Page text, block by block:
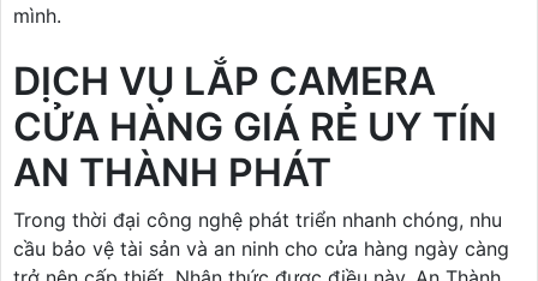
mình.
DỊCH VỤ LẮP CAMERA
CỬA HÀNG GIÁ RẺ UY TÍN
AN THÀNH PHÁT
Trong thời đại công nghệ phát triển nhanh chóng, nhu
cầu bảo vệ tài sản và an ninh cho cửa hàng ngày càng